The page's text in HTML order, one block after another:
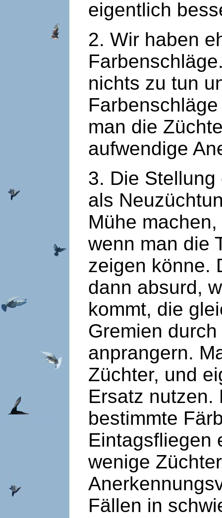
eigentlich
2. Wir haben
nichts zu tun
man die
aufwendige
3. Die
als
Mühe
wenn man die
zeigen könne.
dann absurd,
kommt, die
Gremien
anprangern.
Züchter, und
Ersatz nutzen.
bestimmte
Eintagsfliegen
wenige
Fällen in